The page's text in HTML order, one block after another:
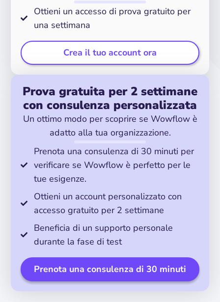
Ottieni un accesso di prova gratuito per
una settimana
Crea il tuo account ora
Prova gratuita per 2 settimane
con consulenza personalizzata
Un ottimo modo per scoprire se Wowflow è
adatto alla tua organizzazione.
Prenota una consulenza di 30 minuti per
verificare se Wowflow è perfetto per le
tue esigenze.
Ottieni un account personalizzato con
accesso gratuito per 2 settimane
Beneficia di un supporto personale
durante la fase di test
Prenota una consulenza di 30 minuti